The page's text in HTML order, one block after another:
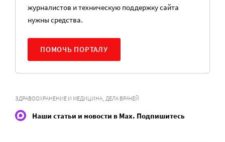
журналистов и техническую поддержку сайта
нужны средства.
ПОМОЧЬ ПОРТАЛУ
ЗДРАВООХРАНЕНИЕ И МЕДИЦИНА, ДЕЛА ВРАЧЕЙ
Наши статьи и новости в Max. Подпишитесь